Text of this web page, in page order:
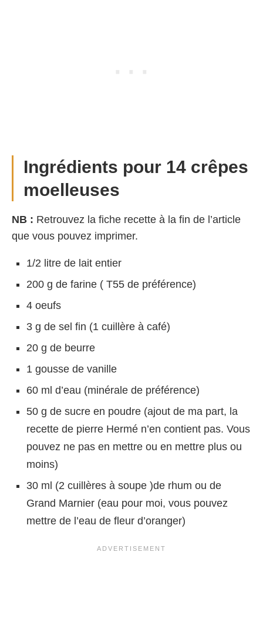
Ingrédients pour 14 crêpes
moelleuses
NB : Retrouvez la fiche recette à la fin de l’article
que vous pouvez imprimer.
1/2 litre de lait entier
200 g de farine ( T55 de préférence)
4 oeufs
3 g de sel fin (1 cuillère à café)
20 g de beurre
1 gousse de vanille
60 ml d’eau (minérale de préférence)
50 g de sucre en poudre (ajout de ma part, la
recette de pierre Hermé n’en contient pas. Vous
pouvez ne pas en mettre ou en mettre plus ou
moins)
30 ml (2 cuillères à soupe )de rhum ou de
Grand Marnier (eau pour moi, vous pouvez
mettre de l’eau de fleur d’oranger)